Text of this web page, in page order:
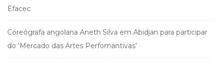
Efacec
Coreógrafa angolana Aneth Silva em Abidjan para participar
do ‘Mercado das Artes Perfomantivas’